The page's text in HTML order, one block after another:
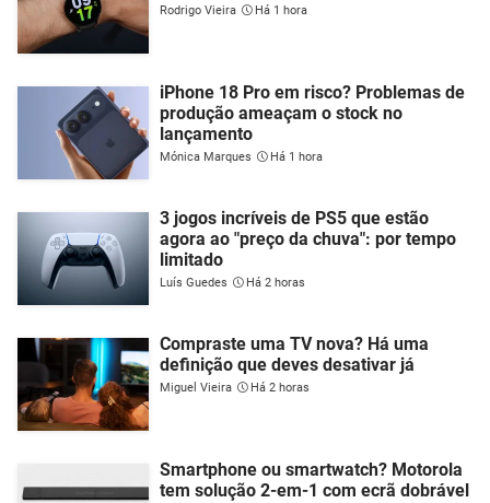
Rodrigo Vieira Há 1 hora
iPhone 18 Pro em risco? Problemas de
produção ameaçam o stock no
lançamento
Mónica Marques Há 1 hora
3 jogos incríveis de PS5 que estão
agora ao "preço da chuva": por tempo
limitado
Luís Guedes Há 2 horas
Compraste uma TV nova? Há uma
definição que deves desativar já
Miguel Vieira Há 2 horas
Smartphone ou smartwatch? Motorola
tem solução 2-em-1 com ecrã dobrável